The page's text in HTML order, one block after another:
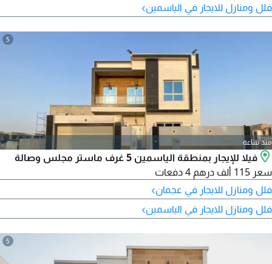
فلل ومنازل للايجار في الياسمين›
5
منذ ساعة
فيلا للإيجار بمنطقة الياسمين 5 غرف ماستر مجلس وصالة
سعر 115 ألف درهم 4 دفعات
فلل ومنازل للايجار في عجمان›
فلل ومنازل للايجار في الياسمين›
5